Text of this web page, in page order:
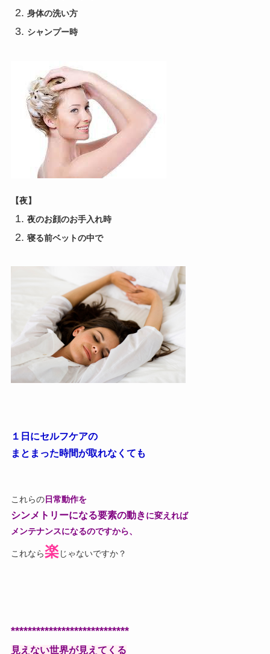
身体の洗い方
シャンプー時
【夜】
夜のお顔のお手入れ時
寝る前ベットの中で
１日にセルフケアの
まとまった時間が取れなくても
これらの日常動作を
シンメトリーになる要素の動きに変えれば
メンテナンスになるのですから、
これなら楽じゃないですか？
****************************
見えない世界が見えてくる